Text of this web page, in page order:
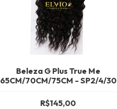
Beleza G Plus True Me
65CM/70CM/75CM - SP2/4/30
R$145,00